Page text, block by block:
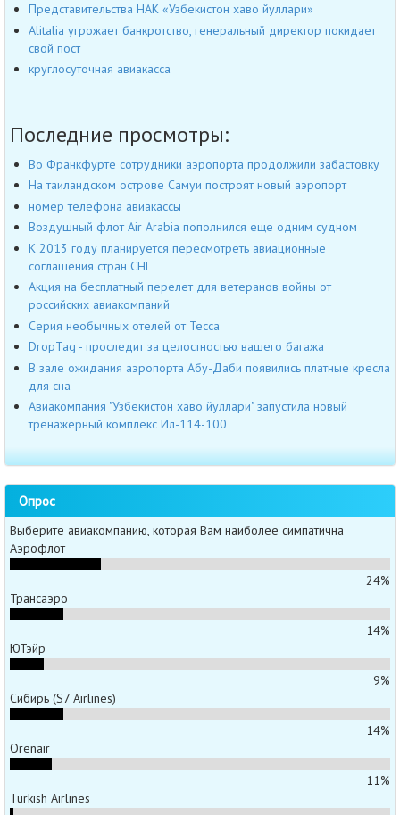
Представительства НАК «Узбекистон хаво йуллари»
Alitalia угрожает банкротство, генеральный директор покидает
свой пост
круглосуточная авиакасса
Последние просмотры:
Во Франкфурте сотрудники аэропорта продолжили забастовку
На таиландском острове Самуи построят новый аэропорт
номер телефона авиакассы
Воздушный флот Air Arabia пополнился еще одним судном
К 2013 году планируется пересмотреть авиационные
соглашения стран СНГ
Акция на бесплатный перелет для ветеранов войны от
российских авиакомпаний
Серия необычных отелей от Tecca
DropTag - проследит за целостностью вашего багажа
В зале ожидания аэропорта Абу-Даби появились платные кресла
для сна
Авиакомпания "Узбекистон хаво йуллари" запустила новый
тренажерный комплекс Ил-114-100
Опрос
Выберите авиакомпанию, которая Вам наиболее симпатична
Аэрофлот
24%
Трансаэро
14%
ЮТэйр
9%
Сибирь (S7 Airlines)
14%
Orenair
11%
Turkish Airlines